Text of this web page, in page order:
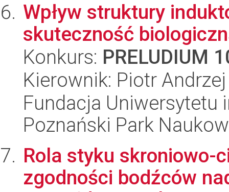
Wpływ struktury
skuteczność
Konkurs: PRELUDIUM
Kierownik: Piotr
Fundacja Uniwersytetu
Poznański Park
Rola styku skroniowo-
zgodności bodźców